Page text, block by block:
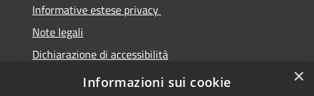
Informative estese privacy
Note legali
Dichiarazione di accessibilità
Obbiettivi di Accessibilità
×
Informazioni sui cookie